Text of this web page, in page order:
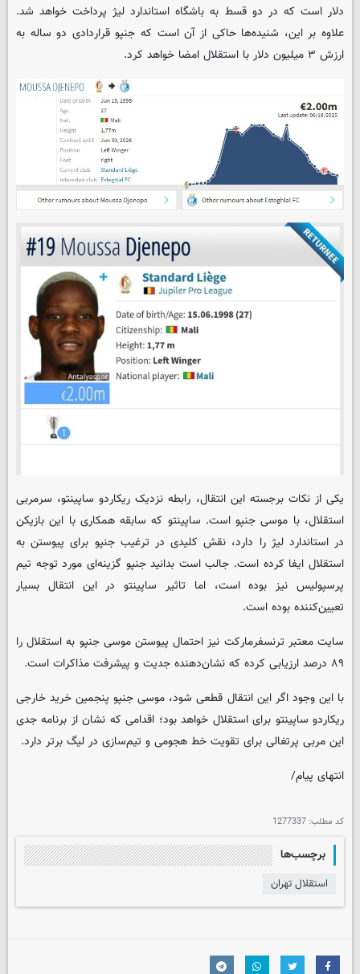
دلار است که در دو قسط به باشگاه استاندارد لیژ پرداخت خواهد شد.
علاوه بر این، شنیده‌ها حاکی از آن است که جنپو قراردادی دو ساله به
ارزش ۳ میلیون دلار با استقلال امضا خواهد کرد.
یکی از نکات برجسته این انتقال، رابطه نزدیک ریکاردو ساپینتو، سرمربی
استقلال، با موسی جنپو است. ساپینتو که سابقه همکاری با این بازیکن
در استاندارد لیژ را دارد، نقش کلیدی در ترغیب جنپو برای پیوستن به
استقلال ایفا کرده است. جالب است بدانید جنپو گزینه‌ای مورد توجه تیم
پرسپولیس نیز بوده است، اما تاثیر ساپینتو در این انتقال بسیار
تعیین‌کننده بوده است.
سایت معتبر ترنسفرمارکت نیز احتمال پیوستن موسی جنپو به استقلال را
۸۹ درصد ارزیابی کرده که نشان‌دهنده جدیت و پیشرفت مذاکرات است.
با این وجود اگر این انتقال قطعی شود، موسی جنپو پنجمین خرید خارجی
ریکاردو ساپینتو برای استقلال خواهد بود؛ اقدامی که نشان از برنامه جدی
این مربی پرتغالی برای تقویت خط هجومی و تیم‌سازی در لیگ برتر دارد.
انتهای پیام/
کد مطلب: 1277337
برچسب‌ها
استقلال تهران